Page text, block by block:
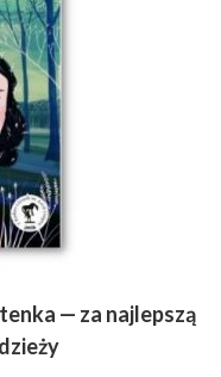
— za najlepszą